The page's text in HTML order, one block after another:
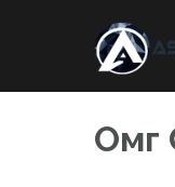
Омг